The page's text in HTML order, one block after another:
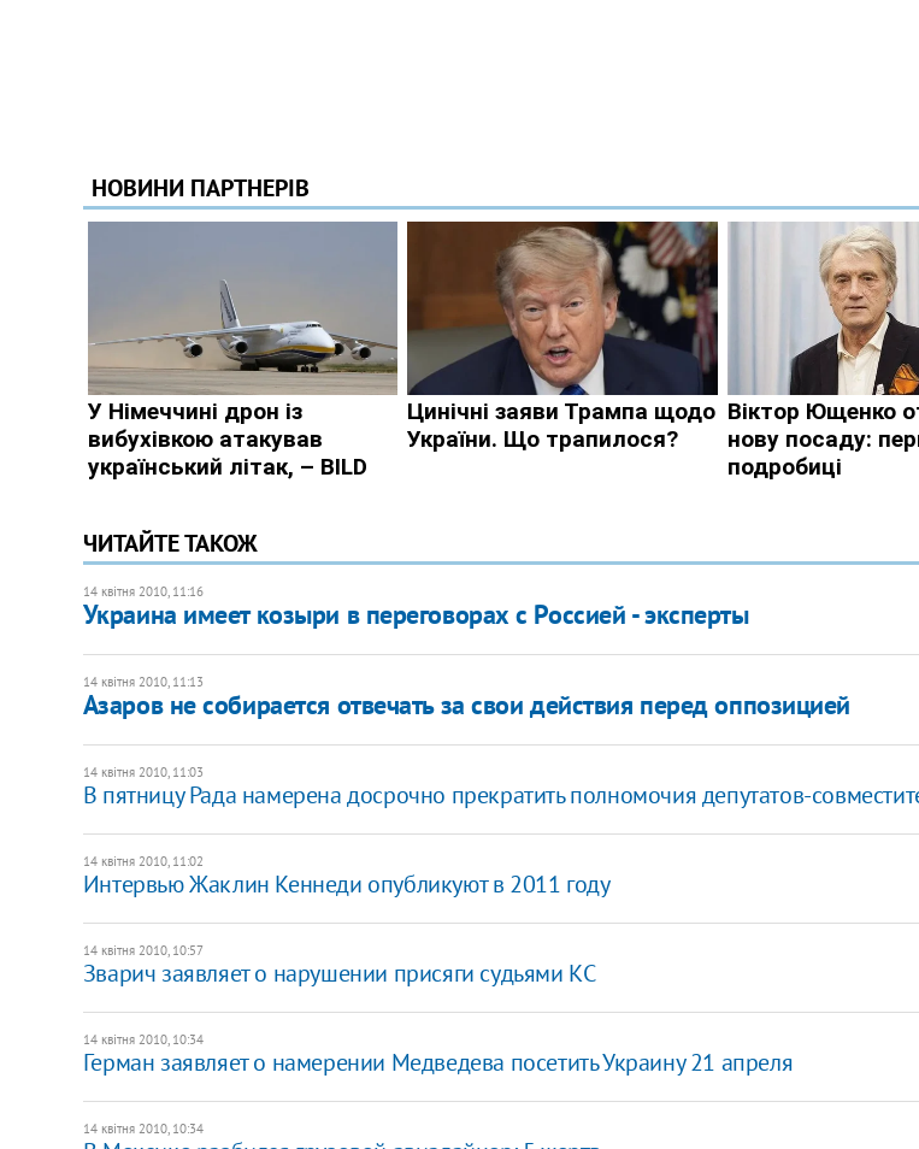
ЧИТАЙТЕ ТАКОЖ
14 квітня 2010, 11:16
Украина имеет козыри в переговорах с Россией - эксперты
14 квітня 2010, 11:13
Азаров не собирается отвечать за свои действия перед оппозицией
14 квітня 2010, 11:03
В пятницу Рада намерена досрочно прекратить полномочия депутатов-
14 квітня 2010, 11:02
Интервью Жаклин Кеннеди опубликуют в 2011 году
14 квітня 2010, 10:57
Зварич заявляет о нарушении присяги судьями КС
14 квітня 2010, 10:34
Герман заявляет о намерении Медведева посетить Украину 21 апреля
14 квітня 2010, 10:34